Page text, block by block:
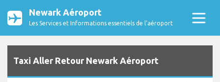
Newark Aéroport
Les Services et Informations essentiels de l’aéroport
Taxi Aller Retour Newark Aéroport